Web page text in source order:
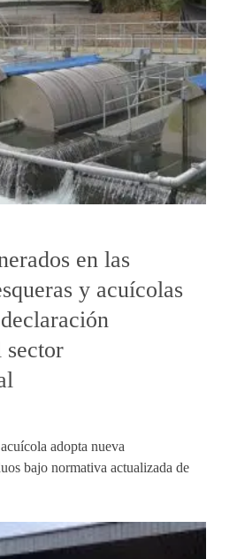
en las
y acuícolas
sector
adopta nueva
bajo normativa actualizada de